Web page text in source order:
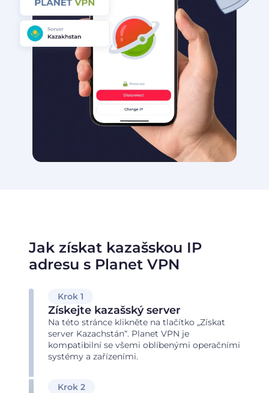
Jak získat kazašskou IP
adresu s Planet VPN
Krok 1
Získejte kazašský server
Na této stránce klikněte na tlačítko „Získat
server Kazachstán“. Planet VPN je
kompatibilní se všemi oblíbenými operačními
systémy a zařízeními.
Krok 2